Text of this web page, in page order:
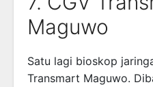
Maguwo
Satu lagi bioskop
Transmart Maguwo.